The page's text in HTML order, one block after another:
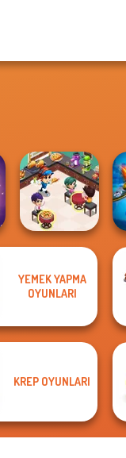
Cooking
Restaurant
Kitchen
YEMEK YAPMA
OYUNLARI
KREP OYUNLARI